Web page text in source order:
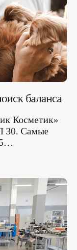
баланса
Косметик»
30. Самые